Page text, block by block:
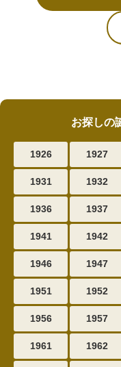
お探しの
1926 1927
1931 1932
1936 1937
1941 1942
1946 1947
1951 1952
1956 1957
1961 1962